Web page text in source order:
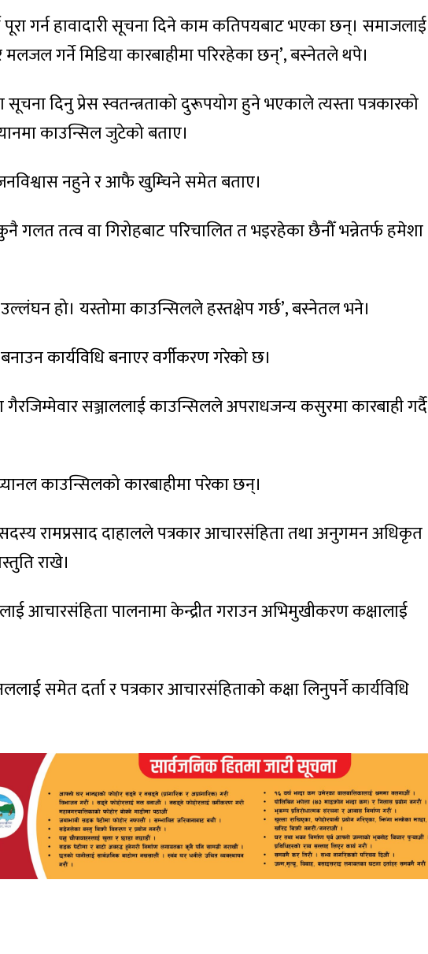
पूरा गर्न हावादारी सूचना दिने काम कतिपयबाट भएका छन्। समाजलाई
गर्ने मिडिया कारबाहीमा परिरहेका छन्’, बस्नेतले थपे।
दिनु प्रेस स्वतन्त्रताको दुरूपयोग हुने भएकाले त्यस्ता पत्रकारको
काउन्सिल जुटेको बताए।
नहुने र आफै खुम्चिने समेत बताए।
तत्व वा गिरोहबाट परिचालित त भइरहेका छैनौँ भन्नेतर्फ हमेशा
हो। यस्तोमा काउन्सिलले हस्तक्षेप गर्छ’, बस्नेतल भने।
कार्यविधि बनाएर वर्गीकरण गरेको छ।
सञ्जाललाई काउन्सिलले अपराधजन्य कसुरमा कारबाही गर्दै
काउन्सिलको कारबाहीमा परेका छन्।
रामप्रसाद दाहालले पत्रकार आचारसंहिता तथा अनुगमन अधिकृत
राखे।
आचारसंहिता पालनामा केन्द्रीत गराउन अभिमुखीकरण कक्षालाई
समेत दर्ता र पत्रकार आचारसंहिताको कक्षा लिनुपर्ने कार्यविधि